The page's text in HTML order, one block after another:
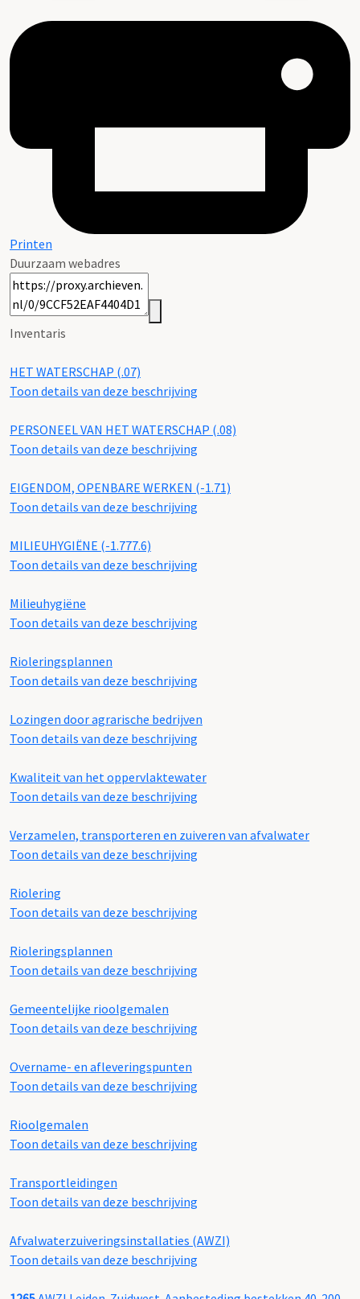
Printen
Duurzaam webadres
Inventaris
HET WATERSCHAP (.07)
Toon details van deze beschrijving
PERSONEEL VAN HET WATERSCHAP (.08)
Toon details van deze beschrijving
EIGENDOM, OPENBARE WERKEN (-1.71)
Toon details van deze beschrijving
MILIEUHYGIËNE (-1.777.6)
Toon details van deze beschrijving
Milieuhygiëne
Toon details van deze beschrijving
Rioleringsplannen
Toon details van deze beschrijving
Lozingen door agrarische bedrijven
Toon details van deze beschrijving
Kwaliteit van het oppervlaktewater
Toon details van deze beschrijving
Verzamelen, transporteren en zuiveren van afvalwater
Toon details van deze beschrijving
Riolering
Toon details van deze beschrijving
Rioleringsplannen
Toon details van deze beschrijving
Gemeentelijke rioolgemalen
Toon details van deze beschrijving
Overname- en afleveringspunten
Toon details van deze beschrijving
Rioolgemalen
Toon details van deze beschrijving
Transportleidingen
Toon details van deze beschrijving
Afvalwaterzuiveringsinstallaties (AWZI)
Toon details van deze beschrijving